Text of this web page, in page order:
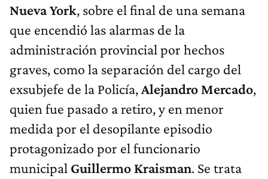
Nueva York, sobre el final de una semana
que encendió las alarmas de la
administración provincial por hechos
graves, como la separación del cargo del
exsubjefe de la Policía,Alejandro Mercado,
quien fue pasado a retiro, y en menor
medida por el desopilante episodio
protagonizado por el funcionario
municipal Guillermo Kraisman. Se trata